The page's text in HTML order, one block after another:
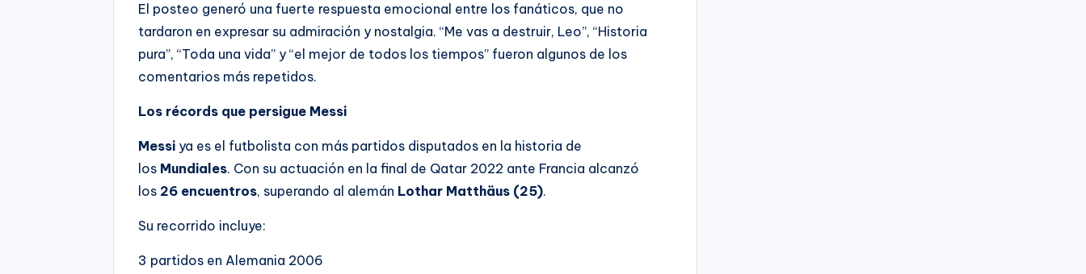
El posteo generó una fuerte respuesta emocional entre los fanáticos, que no
tardaron en expresar su admiración y nostalgia. “Me vas a destruir, Leo”, “Historia
pura”, “Toda una vida” y “el mejor de todos los tiempos” fueron algunos de los
comentarios más repetidos.
Los récords que persigue Messi
Messi ya es el futbolista con más partidos disputados en la historia de
los Mundiales. Con su actuación en la final de Qatar 2022 ante Francia alcanzó
los 26 encuentros, superando al alemán Lothar Matthäus (25).
Su recorrido incluye:
3 partidos en Alemania 2006